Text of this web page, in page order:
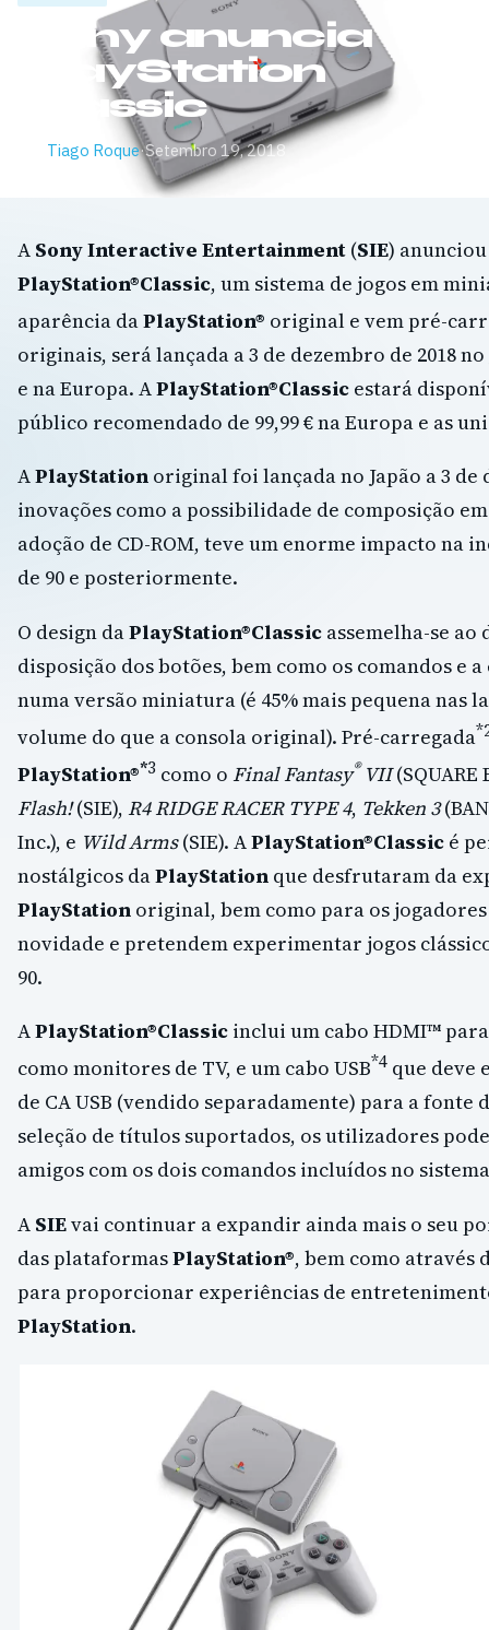
Sony anuncia
PlayStation
Classic
Tiago Roque·Setembro 19, 2018
A Sony Interactive Entertainment (SIE)
PlayStation®Classic, um sistema de jogos em
aparência daPlayStation® original e vem pré-
originais, será lançada a 3 de dezembro de 2018
e na Europa. APlayStation®Classic estará
público recomendado de 99,99 € na Europa e as
APlayStation original foi lançada no Japão a 3 de
inovações como a possibilidade de composição
adoção de CD-ROM, teve um enorme impacto na
de 90 e posteriormente.
O design daPlayStation®Classic assemelha-se ao
disposição dos botões, bem como os comandos e
numa versão miniatura (é 45% mais pequena nas
volume do que a consola original). Pré-carregada
PlayStation®*3 como o Final Fantasy®VII(SQUARE
Flash!(SIE), R4 RIDGE RACER TYPE 4, Tekken 3
Inc.), e Wild Arms(SIE). APlayStation®Classic é
nostálgicos daPlayStation que desfrutaram da
PlayStation original, bem como para os
novidade e pretendem experimentar jogos
90.
APlayStation®Classic inclui um cabo HDMI™
como monitores de TV, e um cabo USB*4 que deve
de CA USB (vendido separadamente) para a fonte
seleção de títulos suportados, os utilizadores
amigos com os dois comandos incluídos no
A SIEvai continuar a expandir ainda mais o seu
das plataformasPlayStation®, bem como através
para proporcionar experiências de
PlayStation.